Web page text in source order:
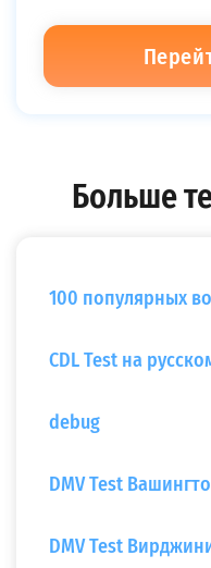
Больше
100 популярных
CDL Test на
debug
DMV Test
DMV Test